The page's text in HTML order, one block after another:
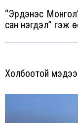
“Эрдэнэс
сан нэгдэл” гэж
Холбоотой мэдээ